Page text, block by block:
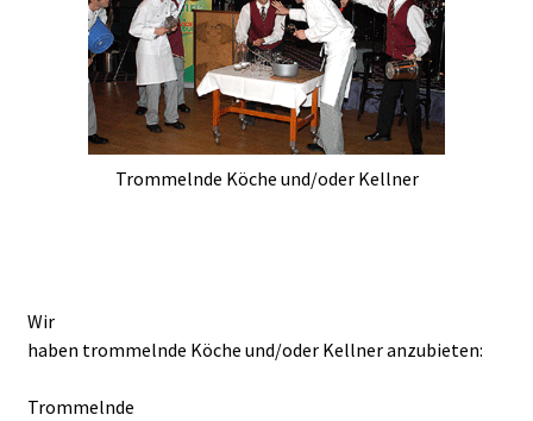
Trommelnde Köche und/oder Kellner
Wir
haben trommelnde Köche und/oder Kellner anzubieten:
Trommelnde